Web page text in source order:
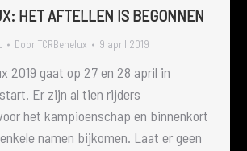
HET AFTELLEN IS BEGONNEN
Door TCRBenelux 9 april 2019
2019 gaat op 27 en 28 april in
Er zijn al tien rijders
het kampioenschap en binnenkort
namen bijkomen. Laat er geen